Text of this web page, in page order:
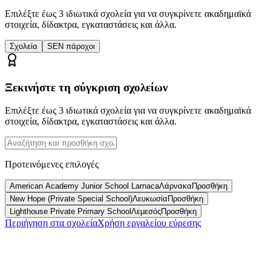
Επιλέξτε έως 3 ιδιωτικά σχολεία για να συγκρίνετε ακαδημαϊκά
στοιχεία, δίδακτρα, εγκαταστάσεις και άλλα.
Σχολεία SEN πάροχοι
Ξεκινήστε τη σύγκριση σχολείων
Επιλέξτε έως 3 ιδιωτικά σχολεία για να συγκρίνετε ακαδημαϊκά
στοιχεία, δίδακτρα, εγκαταστάσεις και άλλα.
Προτεινόμενες επιλογές
American Academy Junior School LarnacaΛάρνακα Προσθήκη
New Hope (Private Special School)Λευκωσία Προσθήκη
Lighthouse Private Primary School ΛεμεσόςΠροσθήκη
Περιήγηση στα σχολείαΧρήση εργαλείου εύρεσης